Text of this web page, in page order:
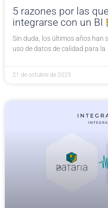
5 razones por las
integrarse con un BI
Sin duda, los últimos años han
uso de datos de calidad para la
21 de octubre de 2025